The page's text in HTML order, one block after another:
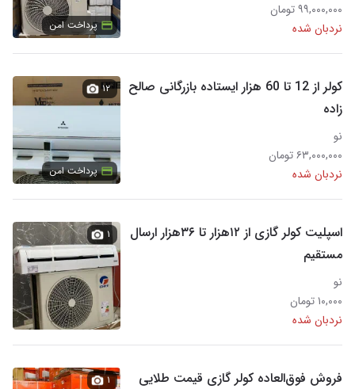
۹۹,۰۰۰,۰۰۰ تومان
نردبان شده
پرداخت امن
کولر از 12 تا 60 هزار ایستاده بازرگانی صالح
زاده
نو
۶۳,۰۰۰,۰۰۰ تومان
نردبان شده
۱۲
پرداخت امن
اسپلیت کولر گازی از ۱۲هزار تا ۳۶هزار ارسال
مستقیم
نو
۱۰,۰۰۰ تومان
نردبان شده
۱
فروش فوق‌العاده کولر گازی قیمت طلایی ۱